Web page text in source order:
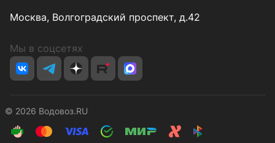
Москва, Волгоградский проспект, д.42
Мы в соцсетях
© 2026 Водовоз.RU